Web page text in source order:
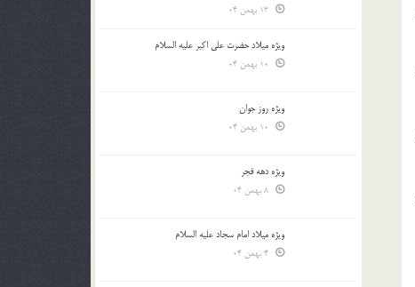
ویژه میلاد حضرت علی اکبر علیه السلام
ویژه روز جوان
ویژه دهه فجر
ویژه میلاد امام سجاد علیه السلام